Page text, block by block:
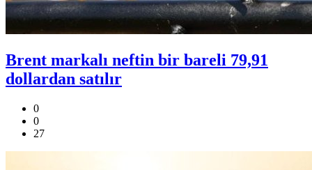
Brent markalı neftin bir bareli 79,91
dollardan satılır
0
0
27